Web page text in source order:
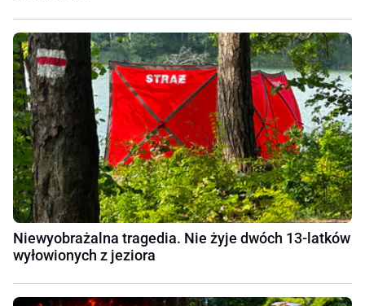
Niewyobrażalna tragedia. Nie żyje dwóch 13-latków
wyłowionych z jeziora